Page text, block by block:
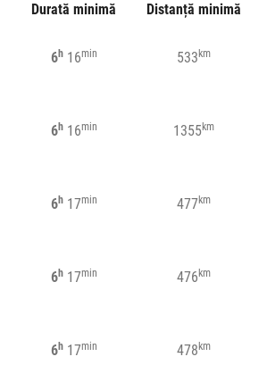
Durată minimă Distanță minimă
6h16min 533 km
6h16min 1355km
6h17min 477km
6h17min 476 km
6h17min 478 km